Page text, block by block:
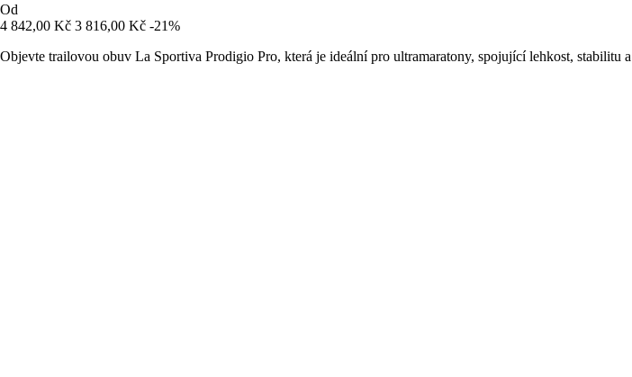
Od
4 842,00 Kč 3 816,00 Kč -21%
Objevte trailovou obuv La Sportiva Prodigio Pro, která je ideální pro ultramaratony, spojující lehkost, stabilitu